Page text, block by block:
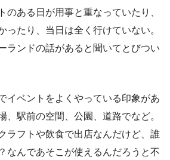
のある日が用事と重なっていたり、
ったり、当日は全く行けていない。
ランドの話があると聞いてとびつい
イベントをよくやっている印象があ
、駅前の空間、公園、道路でなど。
ラフトや飲食で出店なんだけど、誰
なんであそこが使えるんだろうと不